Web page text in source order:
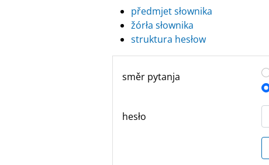
předmjet słownika
žórła słownika
struktura hesłow
směr pytanja
hesło